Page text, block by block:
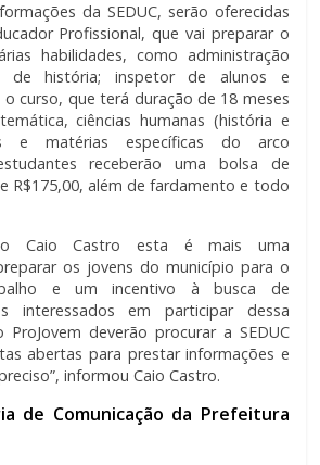
da SEDUC, serão oferecidas
Profissional, que vai preparar o
habilidades, como administração
de história; inspetor de alunos e
curso, que terá duração de 18 meses
ciências humanas (história e
e matérias específicas do arco
receberão uma bolsa de
R$175,00, além de fardamento e todo
Caio Castro esta é mais uma
os jovens do município para o
e um incentivo à busca de
interessados em participar dessa
deverão procurar a SEDUC
abertas para prestar informações e
informou Caio Castro.
de Comunicação da Prefeitura